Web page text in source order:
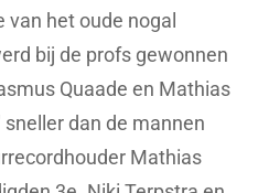
het oude nogal
bij de profs gewonnen
Quaade en Mathias
dan de mannen
Mathias